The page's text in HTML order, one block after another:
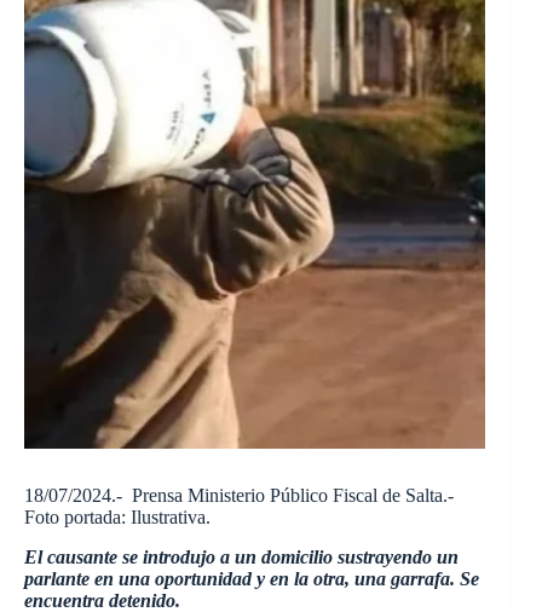
18/07/2024.- Prensa Ministerio Público Fiscal de Salta.-
Foto portada: Ilustrativa.
El causante se introdujo a un domicilio sustrayendo un
parlante en una oportunidad y en la otra, una garrafa. Se
encuentra detenido.